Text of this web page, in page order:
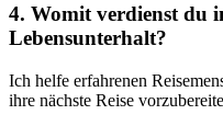
4. Womit verdienst du
Lebensunterhalt?
Ich helfe erfahrenen
ihre nächste Reise